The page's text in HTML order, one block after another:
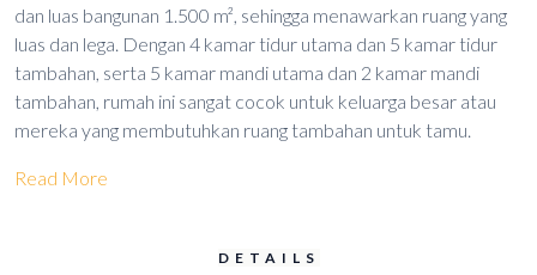
dan luas bangunan 1.500 m², sehingga menawarkan ruang yang
luas dan lega. Dengan 4 kamar tidur utama dan 5 kamar tidur
tambahan, serta 5 kamar mandi utama dan 2 kamar mandi
tambahan, rumah ini sangat cocok untuk keluarga besar atau
mereka yang membutuhkan ruang tambahan untuk tamu.
Read More
DETAILS